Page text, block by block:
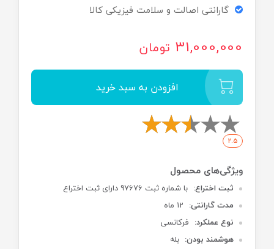
گارانتی اصالت و سلامت فیزیکی کالا
31,000,000 تومان
افزودن به سبد خرید
2.5
ثبت اختراع: با شماره ثبت 97676 دارای ثبت اختراع
مدت گارانتی: 12 ماه
نوع عملکرد: فرکانسی
هوشمند بودن: بله